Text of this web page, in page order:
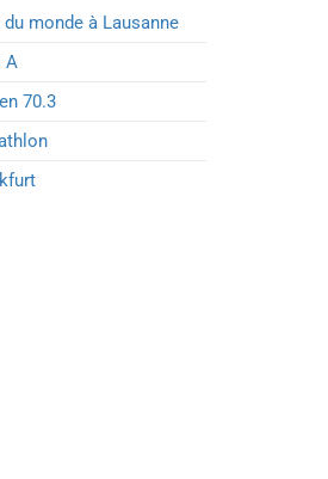
monde à Lausanne
A
70.3